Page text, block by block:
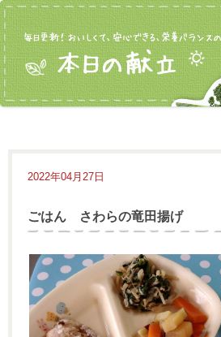
2022年04月27日
ごはん さわらの竜田揚げ